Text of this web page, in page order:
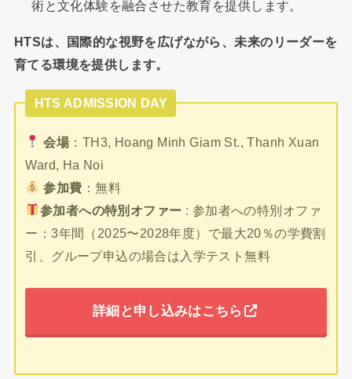
術と文化体験を融合させた教育を提供します。
HTSは、国際的な視野を広げながら、未来のリーダーを
育てる環境を提供します。
HTS ADMISSION DAY
会場 ：TH3, Hoang Minh Giam St., Thanh Xuan
Ward, Ha Noi
参加費 ：無料
参加者への特別オファー : 参加者への特別オファ
ー：3年間（2025〜2028年度）で最大20％の学費割
引、グループ申込の場合は入学テスト無料
詳細と申し込みはこちら